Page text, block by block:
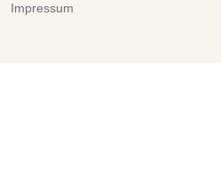
Impressum